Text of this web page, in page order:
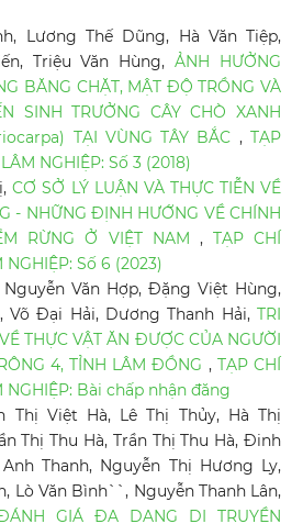
Lương Thế Dũng, Hà Văn Tiệp,
Triệu Văn Hùng,ẢNH HƯỞNG
BĂNG CHẶT, MẬT ĐỘ TRỒNG VÀ
SINH TRƯỞNG CÂY CHÒ XANH
TẠI VÙNG TÂY BẮC ,TẠP
NGHIỆP: Số 3 (2018)
CƠ SỞ LÝ LUẬN VÀ THỰC TIỄN VỀ
- NHỮNG ĐỊNH HƯỚNG VỀ CHÍNH
RỪNG Ở VIỆT NAM , TẠP CHÍ
NGHIỆP: Số 6 (2023)
Nguyễn Văn Hợp, Đặng Việt Hùng,
Võ Đại Hải, Dương Thanh Hải,TRI
THỰC VẬT ĂN ĐƯỢC CỦA NGƯỜI
4, TỈNH LÂM ĐỒNG , TẠP CHÍ
NGHIỆP: Bài chấp nhận đăng
Thị Việt Hà, Lê Thị Thủy, Hà Thị
Thị Thu Hà, Trần Thị Thu Hà, Đinh
Thanh, Nguyễn Thị Hương Ly,
Lò Văn Bình``, Nguyễn Thanh Lân,
GIÁ ĐA DẠNG DI TRUYỀN